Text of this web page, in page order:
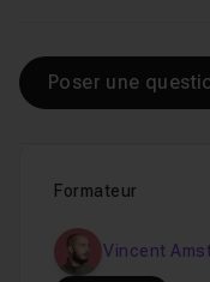
Formateur
Vincent
Poser une